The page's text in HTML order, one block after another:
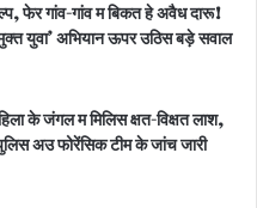
फेर गांव-गांव म बिकत हे अवैध दारू!
युवा’ अभियान ऊपर उठिस बड़े सवाल
के जंगल म मिलिस क्षत-विक्षत लाश,
अउ फोरेंसिक टीम के जांच जारी